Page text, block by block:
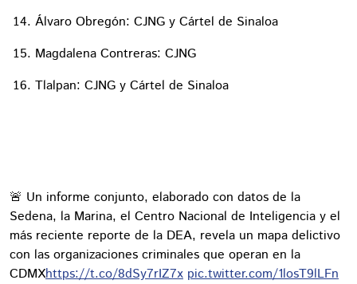
Álvaro Obregón: CJNG y Cártel de Sinaloa
Magdalena Contreras: CJNG
Tlalpan: CJNG y Cártel de Sinaloa
🚨 Un informe conjunto, elaborado con datos de la
Sedena, la Marina, el Centro Nacional de Inteligencia y el
más reciente reporte de la DEA, revela un mapa delictivo
con las organizaciones criminales que operan en la
CDMXhttps://t.co/8dSy7rIZ7x pic.twitter.com/1losT9lLFn